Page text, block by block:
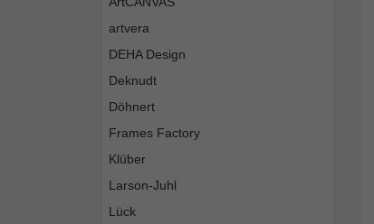
artvera
DEHA Design
Deknudt
Döhnert
Frames Factory
Klüber
Larson-Juhl
Lück